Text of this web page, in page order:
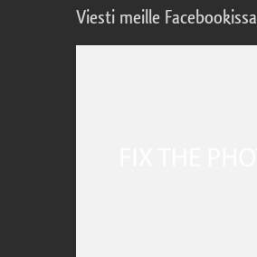
Viesti meille Facebookissa